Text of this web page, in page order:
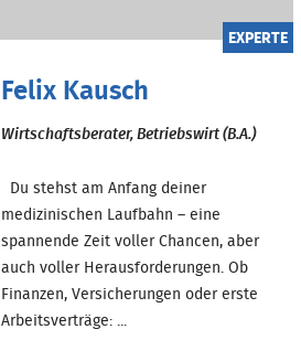
EXPERTE
Felix Kausch
Wirtschaftsberater, Betriebswirt (B.A.)
Du stehst am Anfang deiner
medizinischen Laufbahn – eine
spannende Zeit voller Chancen, aber
auch voller Herausforderungen. Ob
Finanzen, Versicherungen oder erste
Arbeitsverträge: ...